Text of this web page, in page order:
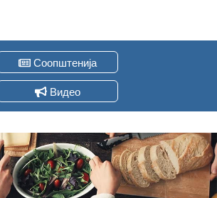
Соопштенија
Видео